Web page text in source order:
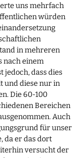
uns mehrfach
würden
in mehreren
nach einem
jedoch, dass dies
und diese nur in
Die 60-100
Bereichen
Auch
für unser
da er das dort
versucht der